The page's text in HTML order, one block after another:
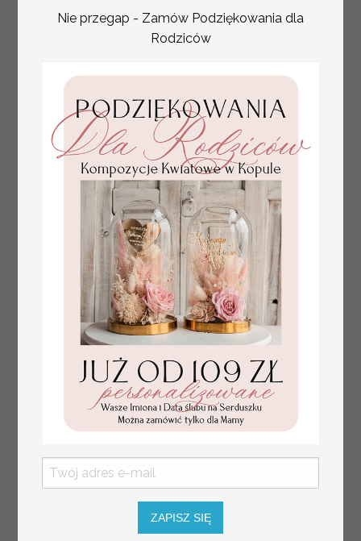
plan stołów
weselnych
usadzenie gości na
weselu, tablica
informacyjna dla
gości weselnych,
plan stołów na
weselu ze zdjęciem
Pary Młodej, plan
usadzenia gości
Promocja:
100 PLN/125.00 PLN
Nie przegap - Zamów Podziękowania dla
Rodziców
ZAPISZ SIĘ